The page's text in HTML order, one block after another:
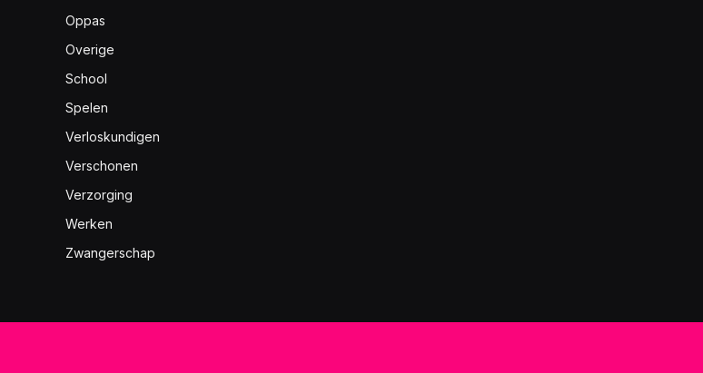
Oppas
Overige
School
Spelen
Verloskundigen
Verschonen
Verzorging
Werken
Zwangerschap